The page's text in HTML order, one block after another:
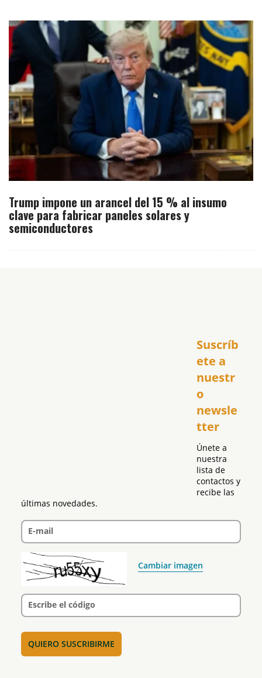
Trump impone un arancel del 15 % al insumo
clave para fabricar paneles solares y
semiconductores
Suscríb
ete a
nuestr
o
newsle
tter
Únete a
nuestra
lista de
contactos y
recibe las
últimas novedades.
E-mail
Cambiar imagen
Escribe el código